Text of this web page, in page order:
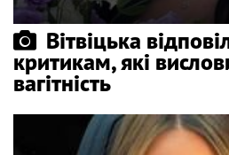
Вітвіцька
критикам, які
вагітність